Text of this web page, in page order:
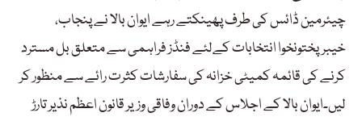
چیئرمین ڈائس کی طرف پھینکتے رہے ایوان بالا نے پنجاب،
خیبرپختونخوا انتخابات کےلئے فنڈز فراہمی سے متعلق بل مسترد
کرنے کی قائمہ کمیٹی خزانہ کی سفارشات کثرت رائے سے منظور کر
لیں۔ایوان بالا کے اجلاس کے دوران وفاقی وزیر قانون اعظم نذیر تارڑ